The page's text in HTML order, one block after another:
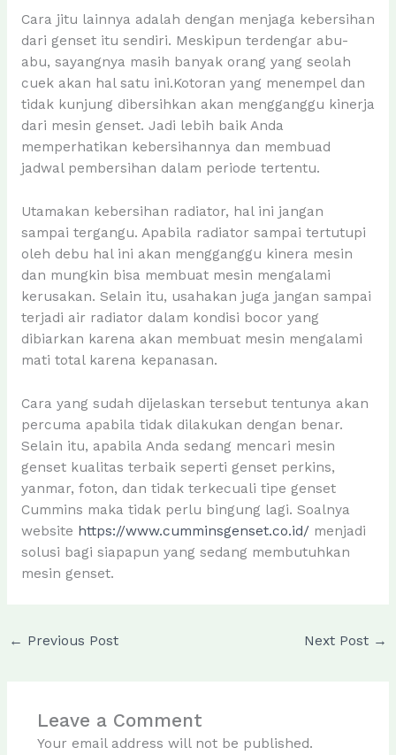
Cara jitu lainnya adalah dengan menjaga kebersihan
dari genset itu sendiri. Meskipun terdengar abu-
abu, sayangnya masih banyak orang yang seolah
cuek akan hal satu ini.Kotoran yang menempel dan
tidak kunjung dibersihkan akan mengganggu kinerja
dari mesin genset. Jadi lebih baik Anda
memperhatikan kebersihannya dan membuad
jadwal pembersihan dalam periode tertentu.
Utamakan kebersihan radiator, hal ini jangan
sampai tergangu. Apabila radiator sampai tertutupi
oleh debu hal ini akan mengganggu kinera mesin
dan mungkin bisa membuat mesin mengalami
kerusakan. Selain itu, usahakan juga jangan sampai
terjadi air radiator dalam kondisi bocor yang
dibiarkan karena akan membuat mesin mengalami
mati total karena kepanasan.
Cara yang sudah dijelaskan tersebut tentunya akan
percuma apabila tidak dilakukan dengan benar.
Selain itu, apabila Anda sedang mencari mesin
genset kualitas terbaik seperti genset perkins,
yanmar, foton, dan tidak terkecuali tipe genset
Cummins maka tidak perlu bingung lagi. Soalnya
website https://www.cumminsgenset.co.id/menjadi
solusi bagi siapapun yang sedang membutuhkan
mesin genset.
← Previous Post Next Post →
Leave a Comment
Your email address will not be published.